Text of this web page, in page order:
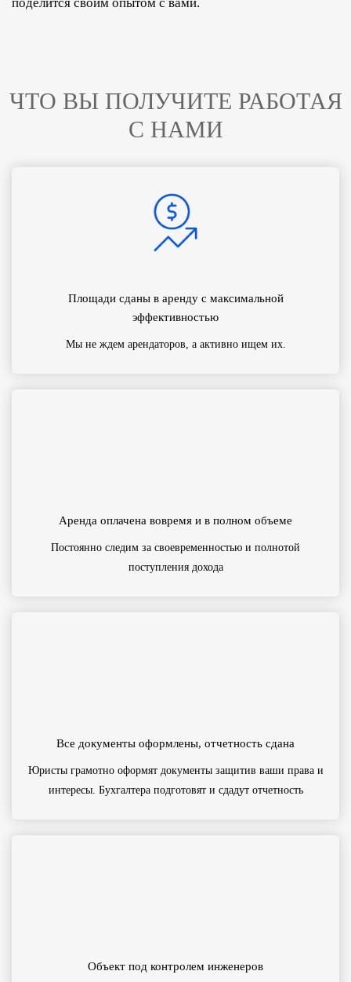
ЧТО ВЫ ПОЛУЧИТЕ РАБОТАЯ
С НАМИ
Площади сданы в аренду с максимальной
эффективностью
Мы не ждем арендаторов, а активно ищем их.
Аренда оплачена вовремя и в полном объеме
Постоянно следим за своевременностью и полнотой
поступления дохода
Все документы оформлены, отчетность сдана
Юристы грамотно оформят документы защитив ваши права и
интересы. Бухгалтера подготовят и сдадут отчетность
Объект под контролем инженеров